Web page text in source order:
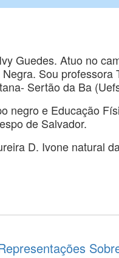
Guedes. Atuo no
Sou professora
Sertão da Ba
negro e Educação
de Salvador.
D. Ivone natural